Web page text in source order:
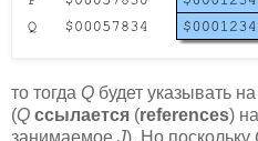
то тогда Q будет указывать
(Q ссылается (references)
занимаемое J). Но поскольку